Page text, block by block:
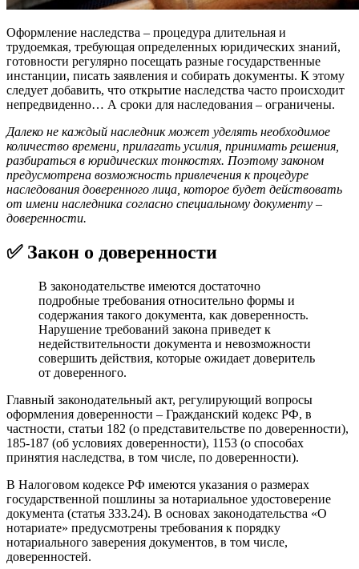
Оформление наследства – процедура длительная и
трудоемкая, требующая определенных юридических знаний,
готовности регулярно посещать разные государственные
инстанции, писать заявления и собирать документы. К этому
следует добавить, что открытие наследства часто происходит
непредвиденно… А сроки для наследования – ограничены.
Далеко не каждый наследник может уделять необходимое
количество времени, прилагать усилия, принимать решения,
разбираться в юридических тонкостях. Поэтому законом
предусмотрена возможность привлечения к процедуре
наследования доверенного лица, которое будет действовать
от имени наследника согласно специальному документу –
доверенности.
✅ Закон о доверенности
В законодательстве имеются достаточно
подробные требования относительно формы и
содержания такого документа, как доверенность.
Нарушение требований закона приведет к
недействительности документа и невозможности
совершить действия, которые ожидает доверитель
от доверенного.
Главный законодательный акт, регулирующий вопросы
оформления доверенности – Гражданский кодекс РФ, в
частности, статьи 182 (о представительстве по доверенности),
185-187 (об условиях доверенности), 1153 (о способах
принятия наследства, в том числе, по доверенности).
В Налоговом кодексе РФ имеются указания о размерах
государственной пошлины за нотариальное удостоверение
документа (статья 333.24). В основах законодательства «О
нотариате» предусмотрены требования к порядку
нотариального заверения документов, в том числе,
доверенностей.